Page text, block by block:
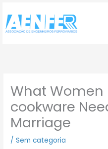
para
conteúdo
What Women
cookware
Marriage
/Sem categoria